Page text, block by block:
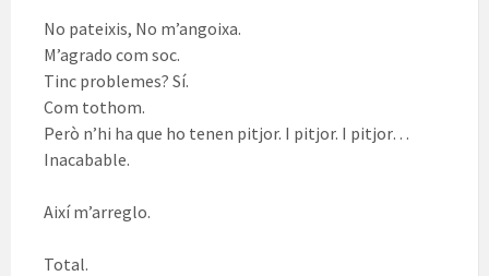
No pateixis, No m’angoixa.
M’agrado com soc.
Tinc problemes? Sí.
Com tothom.
Però n’hi ha que ho tenen pitjor. I pitjor. I pitjor…
Inacabable.
Així m’arreglo.
Total.